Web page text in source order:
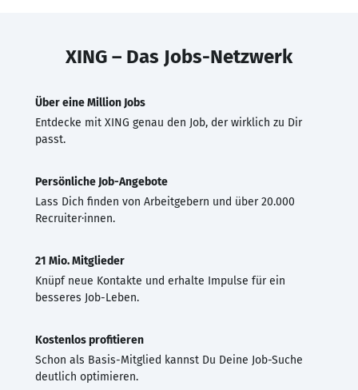
XING – Das Jobs-Netzwerk
Über eine Million Jobs
Entdecke mit XING genau den Job, der wirklich zu Dir
passt.
Persönliche Job-Angebote
Lass Dich finden von Arbeitgebern und über 20.000
Recruiter·innen.
21 Mio. Mitglieder
Knüpf neue Kontakte und erhalte Impulse für ein
besseres Job-Leben.
Kostenlos profitieren
Schon als Basis-Mitglied kannst Du Deine Job-Suche
deutlich optimieren.